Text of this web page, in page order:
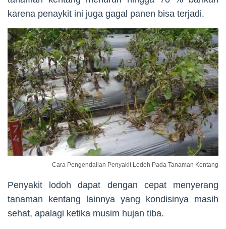
karena penaykit ini juga gagal panen bisa terjadi.
Cara Pengendalian Penyakit Lodoh Pada Tanaman Kentang
Penyakit lodoh dapat dengan cepat menyerang
tanaman kentang lainnya yang kondisinya masih
sehat, apalagi ketika musim hujan tiba.